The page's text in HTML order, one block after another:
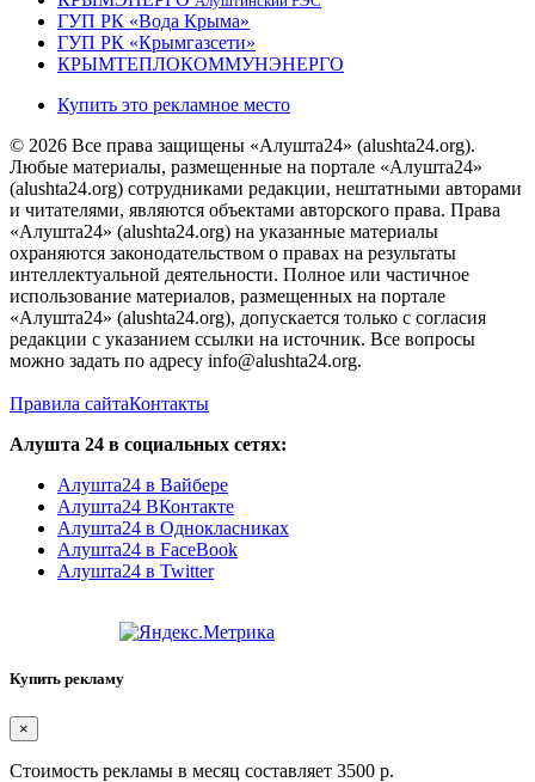
ГУП РК «Вода Крыма»
ГУП РК «Крымгазсети»
КРЫМТЕПЛОКОММУНЭНЕРГО
Купить это рекламное место
© 2026 Все права защищены «Алушта24» (alushta24.org).
Любые материалы, размещенные на портале «Алушта24»
(alushta24.org) сотрудниками редакции, нештатными авторами
и читателями, являются объектами авторского права. Права
«Алушта24» (alushta24.org) на указанные материалы
охраняются законодательством о правах на результаты
интеллектуальной деятельности. Полное или частичное
использование материалов, размещенных на портале
«Алушта24» (alushta24.org), допускается только с согласия
редакции с указанием ссылки на источник. Все вопросы
можно задать по адресу info@alushta24.org.
Правила сайтаКонтакты
Алушта 24 в социальных сетях:
Алушта24 в Вайбере
Алушта24 ВКонтакте
Алушта24 в Однокласниках
Алушта24 в FaceBook
Алушта24 в Twitter
Купить рекламу
×
Стоимость рекламы в месяц составляет 3500 р.